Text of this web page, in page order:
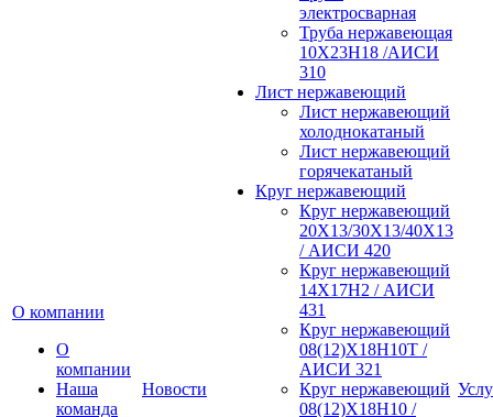
О компании
О
компании
Наша
команда
Новости
электросварная
Труба нержавеющая
10Х23Н18 /АИСИ
310
Лист нержавеющий
Лист нержавеющий
холоднокатаный
Лист нержавеющий
горячекатаный
Круг нержавеющий
Круг нержавеющий
20Х13/30Х13/40Х13
/ АИСИ 420
Круг нержавеющий
14Х17Н2 / АИСИ
431
Круг нержавеющий
08(12)Х18Н10Т /
АИСИ 321
Круг нержавеющий
08(12)Х18Н10 /